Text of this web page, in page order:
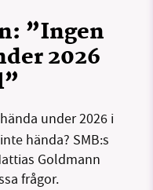
Tipsa oss
BlueSky
”Ingen
2026
under 2026 i
hända? SMB:s
Goldmann
frågor.